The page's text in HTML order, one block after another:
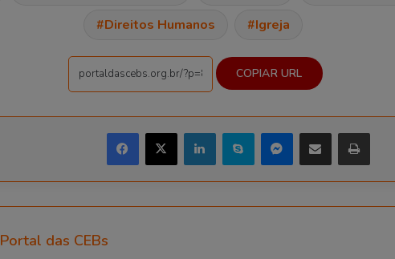
Direitos Humanos
Igreja
COPIAR URL
Facebook
X LinkedinSkype Messenger
Compartilhar via e-mail
Portal das CEBs